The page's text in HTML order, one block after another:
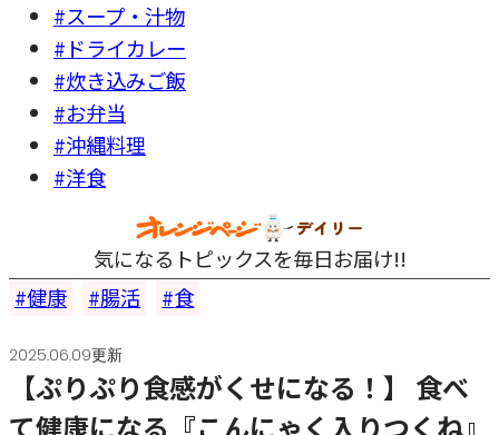
#スープ・汁物
#ドライカレー
#炊き込みご飯
#お弁当
#沖縄料理
#洋食
気になるトピックスを毎日お届け!!
健康
腸活 食
2025.06.09更新
【ぷりぷり食感がくせになる！】 食べ
て健康になる『こんにゃく入りつくね』